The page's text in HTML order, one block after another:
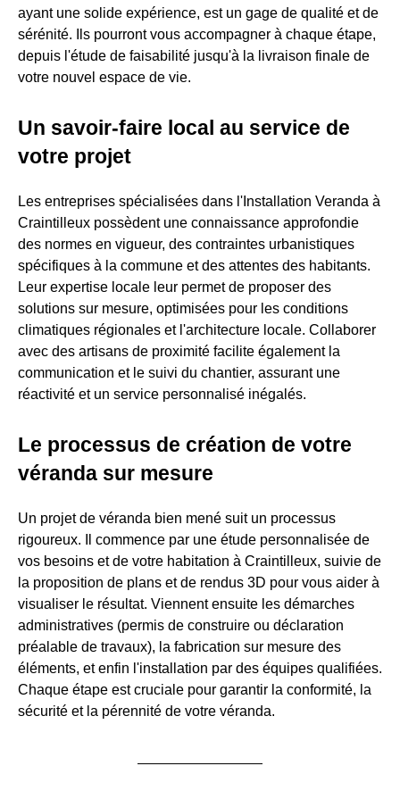
ayant une solide expérience, est un gage de qualité et de
sérénité. Ils pourront vous accompagner à chaque étape,
depuis l'étude de faisabilité jusqu'à la livraison finale de
votre nouvel espace de vie.
Un savoir-faire local au service de
votre projet
Les entreprises spécialisées dans l'Installation Veranda à
Craintilleux possèdent une connaissance approfondie
des normes en vigueur, des contraintes urbanistiques
spécifiques à la commune et des attentes des habitants.
Leur expertise locale leur permet de proposer des
solutions sur mesure, optimisées pour les conditions
climatiques régionales et l'architecture locale. Collaborer
avec des artisans de proximité facilite également la
communication et le suivi du chantier, assurant une
réactivité et un service personnalisé inégalés.
Le processus de création de votre
véranda sur mesure
Un projet de véranda bien mené suit un processus
rigoureux. Il commence par une étude personnalisée de
vos besoins et de votre habitation à Craintilleux, suivie de
la proposition de plans et de rendus 3D pour vous aider à
visualiser le résultat. Viennent ensuite les démarches
administratives (permis de construire ou déclaration
préalable de travaux), la fabrication sur mesure des
éléments, et enfin l'installation par des équipes qualifiées.
Chaque étape est cruciale pour garantir la conformité, la
sécurité et la pérennité de votre véranda.